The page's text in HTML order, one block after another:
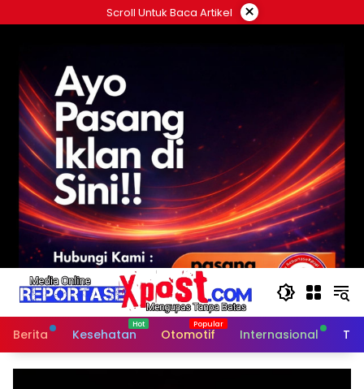
ke
Scroll Untuk Baca Artikel ×
Berita Kesehatan Otomotif Internasional